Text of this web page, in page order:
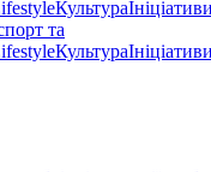
Культура
та
Культура